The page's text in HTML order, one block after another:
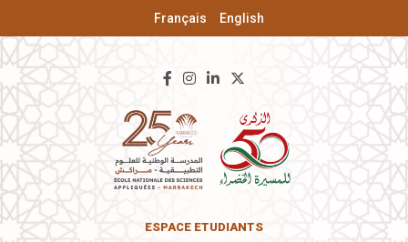
Français English
ENSA De
ESPACE ETUDIANTS